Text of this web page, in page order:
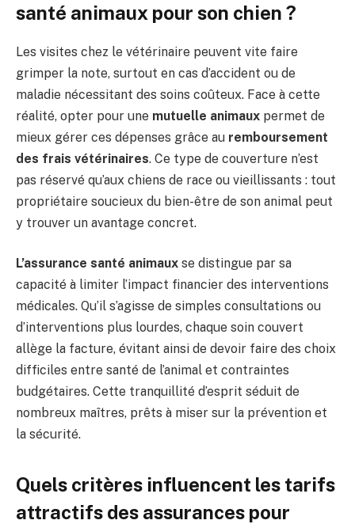
santé animaux pour son chien ?
Les visites chez le vétérinaire peuvent vite faire
grimper la note, surtout en cas d’accident ou de
maladie nécessitant des soins coûteux. Face à cette
réalité, opter pour une mutuelle animaux permet de
mieux gérer ces dépenses grâce au remboursement
des frais vétérinaires. Ce type de couverture n’est
pas réservé qu’aux chiens de race ou vieillissants : tout
propriétaire soucieux du bien-être de son animal peut
y trouver un avantage concret.
L’assurance santé animaux se distingue par sa
capacité à limiter l’impact financier des interventions
médicales. Qu’il s’agisse de simples consultations ou
d’interventions plus lourdes, chaque soin couvert
allège la facture, évitant ainsi de devoir faire des choix
difficiles entre santé de l’animal et contraintes
budgétaires. Cette tranquillité d’esprit séduit de
nombreux maîtres, prêts à miser sur la prévention et
la sécurité.
Quels critères influencent les tarifs
attractifs des assurances pour